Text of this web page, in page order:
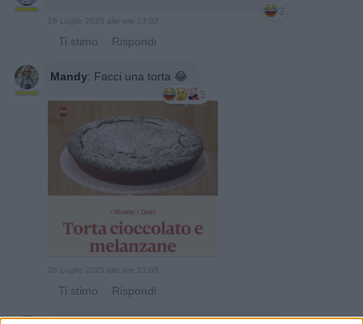
3
· Ti stimo · Rispondi
Mandy: Facci una torta 😂
5
26 Luglio 2025 alle ore 13:05
· Ti stimo · Rispondi